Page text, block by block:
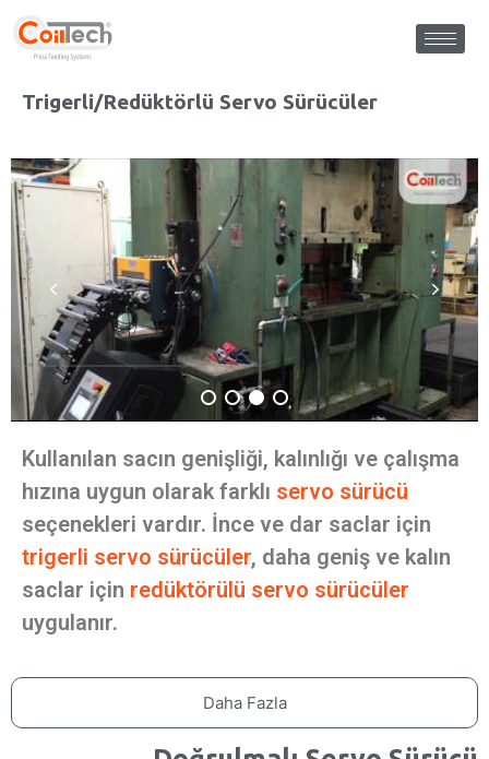
Trigerli/Redüktörlü Servo Sürücüler
Kullanılan sacın genişliği, kalınlığı ve çalışma
hızına uygun olarak farklı servo sürücü
seçenekleri vardır. İnce ve dar saclar için
trigerli servo sürücüler, daha geniş ve kalın
saclar için redüktörülü servo sürücüler
uygulanır.
Daha Fazla